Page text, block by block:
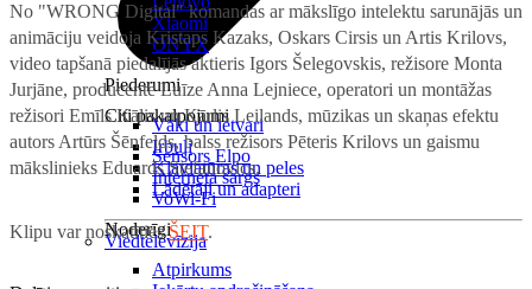
Citi pakalpojumi
Sensors Elpo
Interneta sargs
VoWi-Fi
Viedtelevīzija
Xiaomi
ONYX
Piederumi
Vāki un ietvari
Irbuļi
Klaviatūras un peles
Lādētāji un adapteri
Noderīgi
Atpirkums
No "WRONG Digital" komandas ar mākslīgo intelektu sarunājās un
animāciju veidoja Kristaps Kazaks, Oskars Cirsis un Artis Krilovs,
video tapšanā piedalījās aktieris Igors Šelegovskis, režisore Monta
Jurjāne, producente Luīze Anna Lejniece, operatori un montāžas
režisori Emīls Kālis un Kārlis Leilands, mūzikas un skaņas efektu
autors Artūrs Šēnfelds, balss režisors Pēteris Krilovs un gaismu
mākslinieks Eduards Stefanovics.
Klipu var noskatītiesŠEIT.